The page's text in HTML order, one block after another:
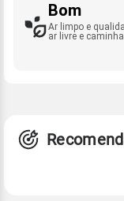
Bom
Ar limpo e
ar livre e